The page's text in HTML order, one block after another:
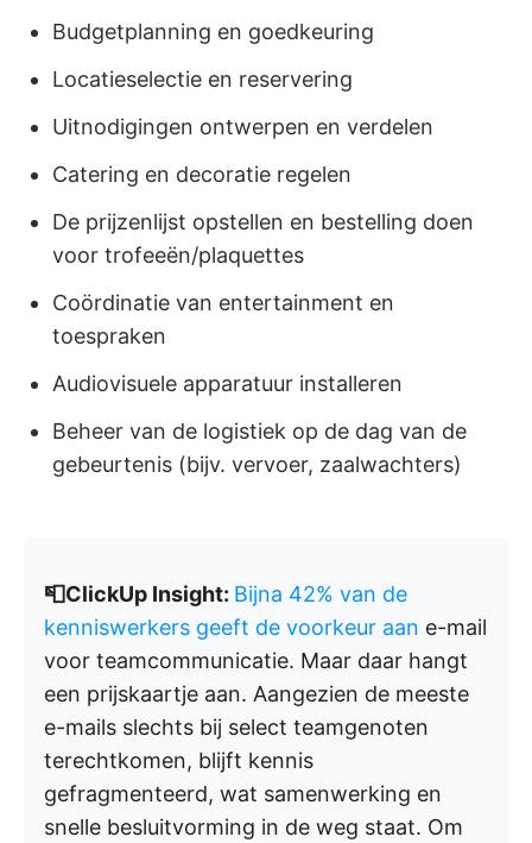
Budgetplanning en goedkeuring
Locatieselectie en reservering
Uitnodigingen ontwerpen en verdelen
Catering en decoratie regelen
De prijzenlijst opstellen en bestelling doen
voor trofeeën/plaquettes
Coördinatie van entertainment en
toespraken
Audiovisuele apparatuur installeren
Beheer van de logistiek op de dag van de
gebeurtenis (bijv. vervoer, zaalwachters)
📮ClickUp Insight: Bijna 42% van de
kenniswerkers geeft de voorkeur aan e-mail
voor teamcommunicatie. Maar daar hangt
een prijskaartje aan. Aangezien de meeste
e-mails slechts bij select teamgenoten
terechtkomen, blijft kennis
gefragmenteerd, wat samenwerking en
snelle besluitvorming in de weg staat. Om